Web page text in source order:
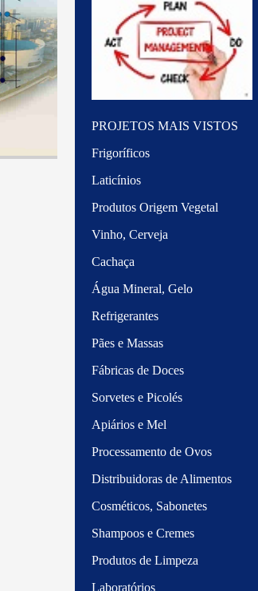
PROJETOS MAIS VISTOS
Frigoríficos
Laticínios
Produtos Origem Vegetal
Vinho, Cerveja
Cachaça
Água Mineral, Gelo
Refrigerantes
Pães e Massas
Fábricas de Doces
Sorvetes e Picolés
Apiários e Mel
Processamento de Ovos
Distribuidoras de Alimentos
Cosméticos, Sabonetes
Shampoos e Cremes
Produtos de Limpeza
Laboratórios